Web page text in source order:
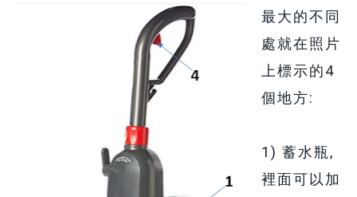
最大的不同
處就在照片
上標示的4
個地方:
1) 蓄水瓶,
裡面可以加